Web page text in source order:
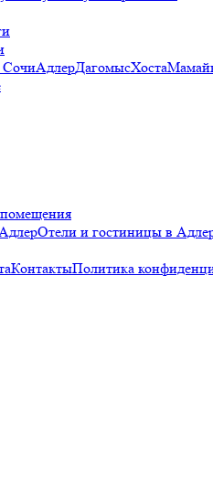
СочиАдлерДагомысХоста
Отели и гостиницы в
КонтактыПолитика